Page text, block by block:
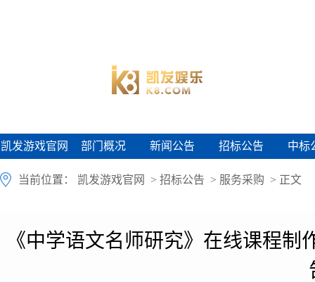
凯发游戏官网
凯发游戏官网 部门概况
部门概况 新闻公告
新闻公告 招标公告
招标公告 中标
中标
当前位置： 凯发游戏官网 > 招标公告 > 服务采购 > 正文
《中学语文名师研究》在线课程